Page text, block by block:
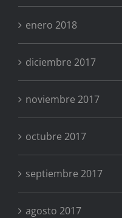
enero 2018
diciembre 2017
noviembre 2017
octubre 2017
septiembre 2017
agosto 2017